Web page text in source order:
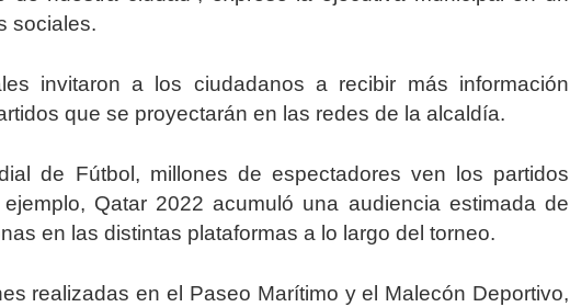
sociales.
invitaron a los ciudadanos a recibir más información
que se proyectarán en las redes de la alcaldía.
de Fútbol, millones de espectadores ven los partidos
Qatar 2022 acumuló una audiencia estimada de
en las distintas plataformas a lo largo del torneo.
realizadas en el Paseo Marítimo y el Malecón Deportivo,